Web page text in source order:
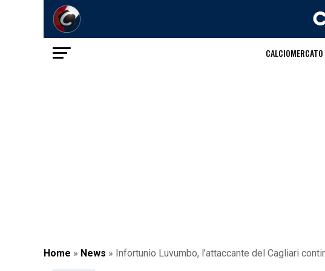
CALCIOMERCATO
Home » News » Infortunio Luvumbo, l’attaccante del Cagliari